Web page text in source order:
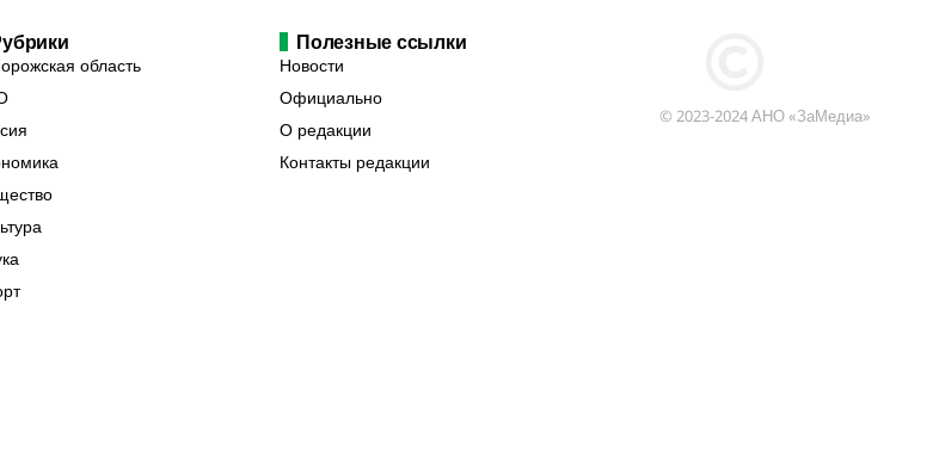
область
Полезные ссылки
Новости
Официально
О редакции
Контакты редакции
© 2023-2024 АНО «ЗаМедиа»